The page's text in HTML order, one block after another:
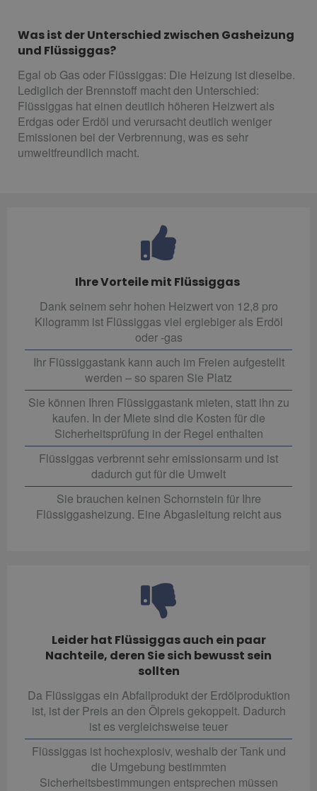
Was ist der Unterschied zwischen Gasheizung
und Flüssiggas?
Egal ob Gas oder Flüssiggas: Die Heizung ist dieselbe.
Lediglich der Brennstoff macht den Unterschied:
Flüssiggas hat einen deutlich höheren Heizwert als
Erdgas oder Erdöl und verursacht deutlich weniger
Emissionen bei der Verbrennung, was es sehr
umweltfreundlich macht.
Ihre Vorteile mit Flüssiggas
Dank seinem sehr hohen Heizwert von 12,8 pro
Kilogramm ist Flüssiggas viel ergiebiger als Erdöl
oder -gas
Ihr Flüssiggastank kann auch im Freien aufgestellt
werden – so sparen Sie Platz
Sie können Ihren Flüssiggastank mieten, statt ihn zu
kaufen. In der Miete sind die Kosten für die
Sicherheitsprüfung in der Regel enthalten
Flüssiggas verbrennt sehr emissionsarm und ist
dadurch gut für die Umwelt
Sie brauchen keinen Schornstein für Ihre
Flüssiggasheizung. Eine Abgasleitung reicht aus
Leider hat Flüssiggas auch ein paar
Nachteile, deren Sie sich bewusst sein
sollten
Da Flüssiggas ein Abfallprodukt der Erdölproduktion
ist, ist der Preis an den Ölpreis gekoppelt. Dadurch
ist es vergleichsweise teuer
Flüssiggas ist hochexplosiv, weshalb der Tank und
die Umgebung bestimmten
Sicherheitsbestimmungen entsprechen müssen